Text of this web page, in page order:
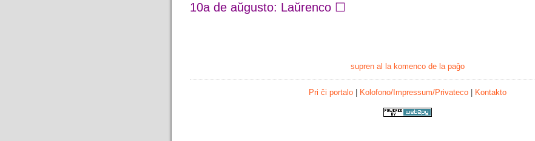
10a de aŭgusto: Laŭrenco ☐
supren al la komenco de la paĝo
Pri ĉi portalo| Kolofono/Impressum/Privateco| Kontakto